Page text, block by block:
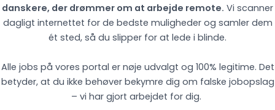
danskere, der drømmer om at arbejde remote. Vi scanner
dagligt internettet for de bedste muligheder og samler dem
ét sted, så du slipper for at lede i blinde.
Alle jobs på vores portal er nøje udvalgt og 100% legitime. Det
betyder, at du ikke behøver bekymre dig om falske jobopslag
– vi har gjort arbejdet for dig.